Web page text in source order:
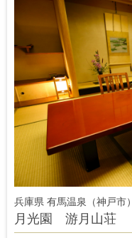
兵庫県 有馬温泉（神戸市）
月光園 游月山荘